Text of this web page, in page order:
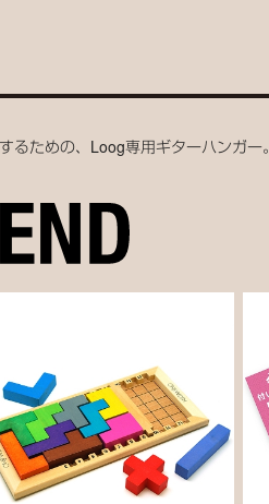
るための、Loog専用ギターハンガー。